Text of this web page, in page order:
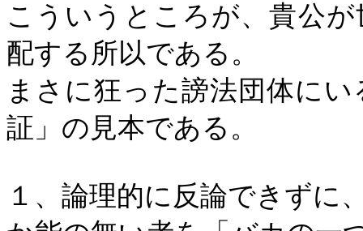
こういうところが、貴公
配する所以である。
まさに狂った謗法団体に
証」の見本である。
１、論理的に反論できずに